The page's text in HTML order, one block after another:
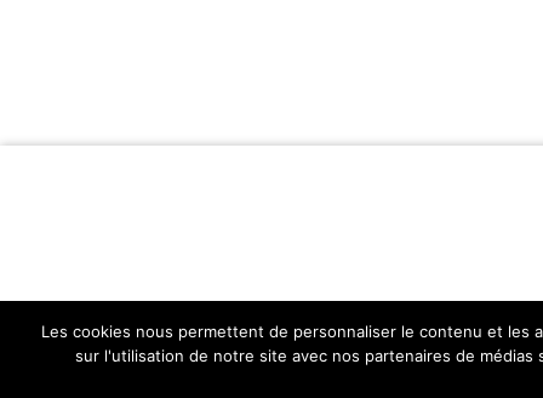
Les cookies nous permettent de personnaliser le contenu et les
sur l'utilisation de notre site avec nos partenaires de